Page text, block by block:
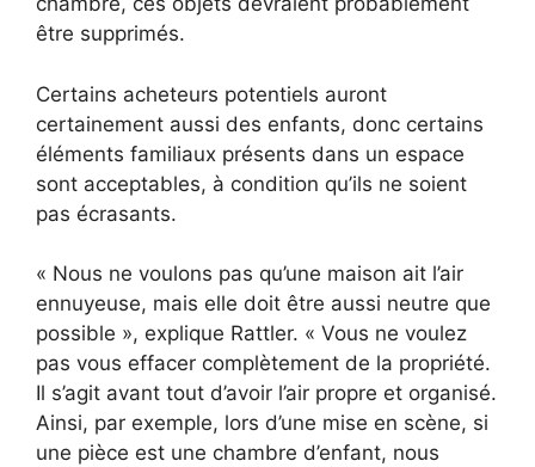
être supprimés.
Certains acheteurs potentiels auront
certainement aussi des enfants, donc certains
éléments familiaux présents dans un espace
sont acceptables, à condition qu’ils ne soient
pas écrasants.
« Nous ne voulons pas qu’une maison ait l’air
ennuyeuse, mais elle doit être aussi neutre que
possible », explique Rattler. « Vous ne voulez
pas vous effacer complètement de la propriété.
Il s’agit avant tout d’avoir l’air propre et organisé.
Ainsi, par exemple, lors d’une mise en scène, si
une pièce est une chambre d’enfant, nous